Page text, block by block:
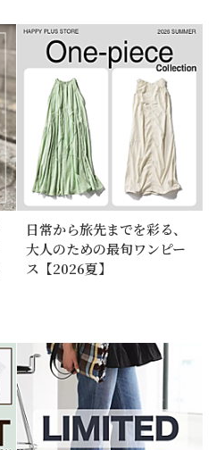
日常から旅先までを彩る、
大人のための最旬ワンピー
ス【2026夏】